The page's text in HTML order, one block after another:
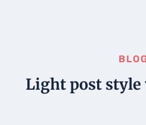
Light post